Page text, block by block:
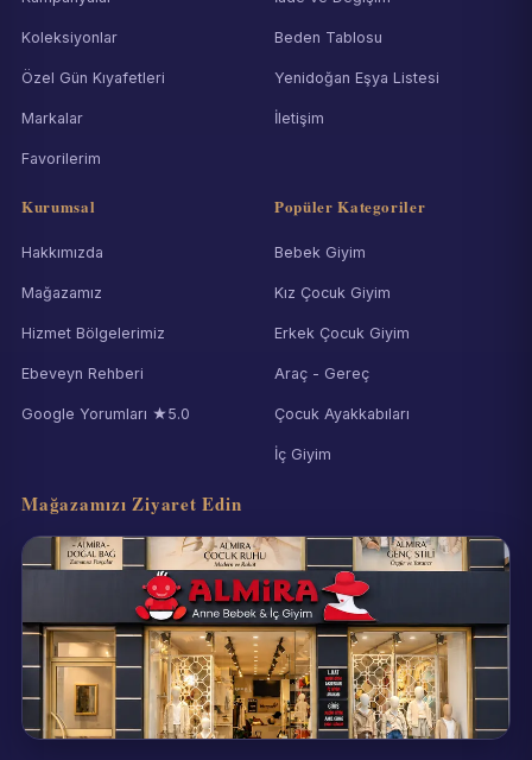
Koleksiyonlar
Özel Gün Kıyafetleri
Markalar
Favorilerim
Beden Tablosu
Yenidoğan Eşya Listesi
İletişim
Kurumsal
Hakkımızda
Mağazamız
Hizmet Bölgelerimiz
Ebeveyn Rehberi
Google Yorumları ★5.0
Popüler Kategoriler
Bebek Giyim
Kız Çocuk Giyim
Erkek Çocuk Giyim
Araç - Gereç
Çocuk Ayakkabıları
İç Giyim
Mağazamızı Ziyaret Edin